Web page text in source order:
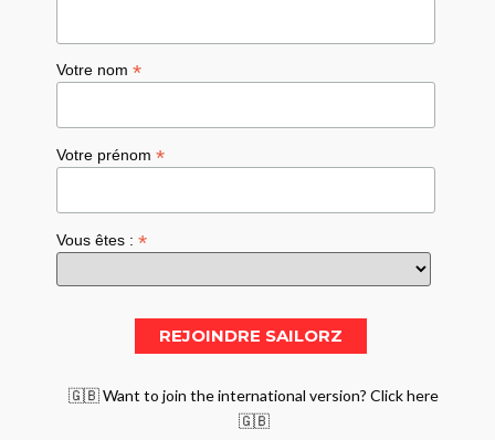
Votre nom*
Votre prénom*
Vous êtes :*
🇬🇧 Want to join the international version? Click here
🇬🇧